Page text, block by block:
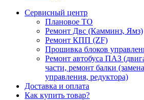
Сервисный центр
Плановое ТО
Ремонт Двс (Камминз, Ямз)
Ремонт КПП (ZF)
Прошивка блоков
Ремонт автобуса ПАЗ
части, ремонт балки
управления, редуктора)
Доставка и оплата
Как купить товар?